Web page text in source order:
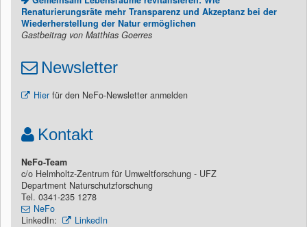
Renaturierungsräte mehr Transparenz und Akzeptanz bei der
Wiederherstellung der Natur ermöglichen
Gastbeitrag von Matthias Goerres
Newsletter
Hier für den NeFo-Newsletter anmelden
Kontakt
NeFo-Team
c/o Helmholtz-Zentrum für Umweltforschung - UFZ
Department Naturschutzforschung
Tel. 0341-235 1278
NeFo
LinkedIn:
LinkedIn